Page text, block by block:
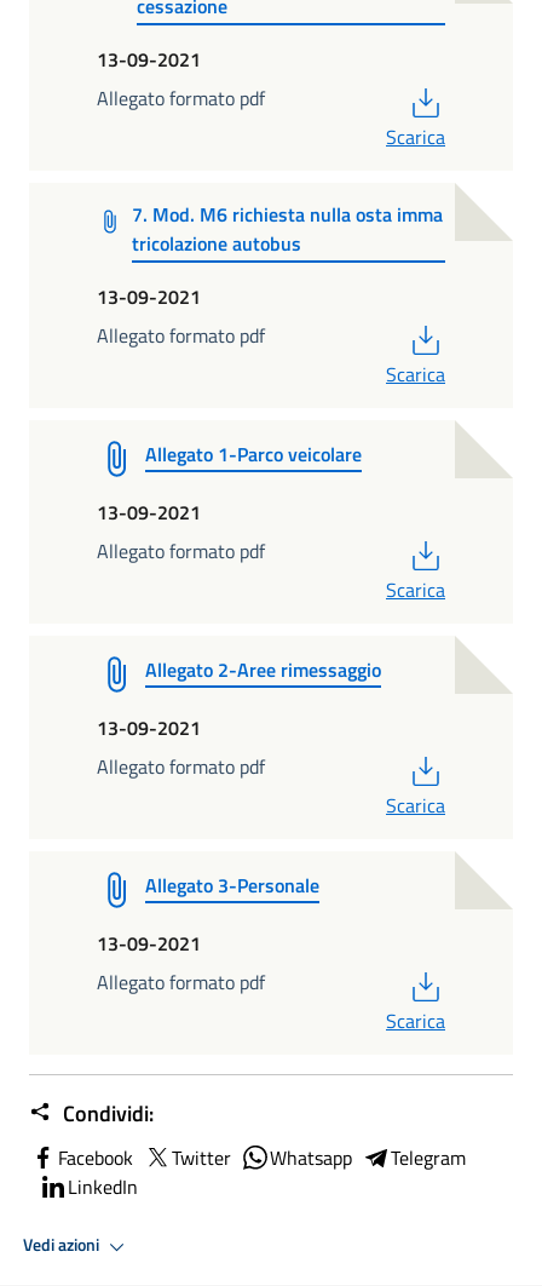
cessazione
13-09-2021
Allegato formato pdf
Scarica
7. Mod. M6 richiesta nulla osta imma
tricolazione autobus
13-09-2021
Allegato formato pdf
Scarica
Allegato 1-Parco veicolare
13-09-2021
Allegato formato pdf
Scarica
Allegato 2-Aree rimessaggio
13-09-2021
Allegato formato pdf
Scarica
Allegato 3-Personale
13-09-2021
Allegato formato pdf
Scarica
Condividi:
Facebook Twitter Whatsapp
Telegram
LinkedIn
Vedi azioni